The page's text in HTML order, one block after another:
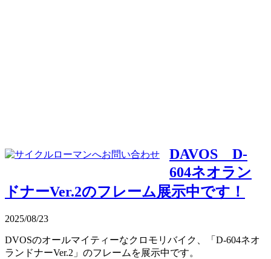
DAVOS D-
604ネオラン
ドナーVer.2のフレーム展示中です！
2025/08/23
DVOSのオールマイティーなクロモリバイク、「D-604ネオ
ランドナーVer.2」のフレームを展示中です。